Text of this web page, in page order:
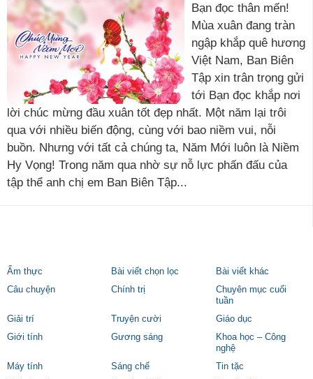
Bạn đọc thân mến!
Mùa xuân đang tràn
ngập khắp quê hương
Việt Nam, Ban Biên
Tập xin trân trọng gửi
tới Bạn đọc khắp nơi
lời chúc mừng đầu xuân tốt đẹp nhất. Một năm lại trôi
qua với nhiều biến động, cùng với bao niềm vui, nỗi
buồn. Nhưng với tất cả chúng ta, Năm Mới luôn là Niềm
Hy Vọng! Trong năm qua nhờ sự nỗ lực phấn đấu của
tập thể anh chị em Ban Biên Tập...
Ẩm thực Bài viết chọn lọc
Bài viết khác
Câu chuyện
Chính trị
Chuyên mục cuối
tuần
Giải trí
Truyện cười
Giáo dục
Giới tính
Gương sáng
Khoa học – Công
nghệ
Máy tính
Sáng chế
Tin tặc